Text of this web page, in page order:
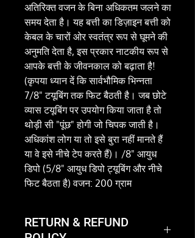
अतिरिक्त वजन के बिना अधिकतम जलने का
समय देता है। यह बत्ती का डिज़ाइन बत्ती को
केबल के चारों ओर स्वतंत्र रूप से घूमने की
अनुमति देता है, इस प्रकार नाटकीय रूप से
आपके बत्ती के जीवनकाल को बढ़ाता है!
(कृपया ध्यान दें कि सार्वभौमिक भिन्नता
7/8" टयूबिंग तक फिट बैठती है। जब छोटे
व्यास टयूबिंग पर उपयोग किया जाता है तो
थोड़ी सी "पूंछ" होगी जो चिपक जाती है।
अधिकांश लोग या तो इसे बुरा नहीं मानते हैं
या वे इसे नीचे टेप करते हैं)। /8" आयुध
डिपो (5/8" आयुध डिपो ट्यूबिंग और नीचे
फिट बैठता है) वजन: 200 ग्राम
RETURN & REFUND